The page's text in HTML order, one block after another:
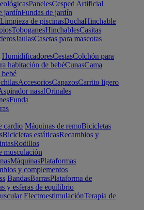
PanelesCesped Artificial
jardínFundas de jardín
Limpieza de piscinasDuchaHinchable
ToboganesHinchablesCasitas
JaulasCasetas para mascotas
HumidificadoresCestasColchón para
habitación de bebéCunasCama
AccesoriosCapazosCarrito ligero
nasalOrinales
Funda
cardio Máquinas de remoBicicletas
Bicicletas estáticasRecambios y
Rodillos
musculación
MáquinasPlataformas
y complementos
BandasBarrasPlataforma de
y esferas de equilibrio
ElectroestimulaciónTerapia de